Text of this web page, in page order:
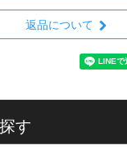
返品について
す